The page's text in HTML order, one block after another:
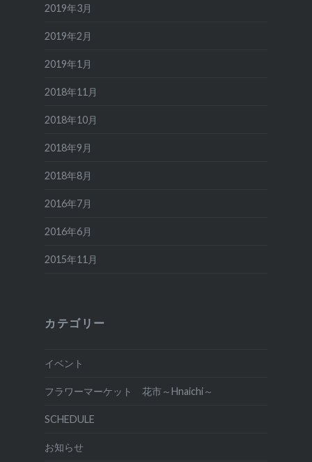
2019年3月
2019年2月
2019年1月
2018年11月
2018年10月
2018年9月
2018年8月
2016年7月
2016年6月
2015年11月
カテゴリー
イベント
フラワーマーケット 花市～Hnaichi～
SCHEDULE
お知らせ